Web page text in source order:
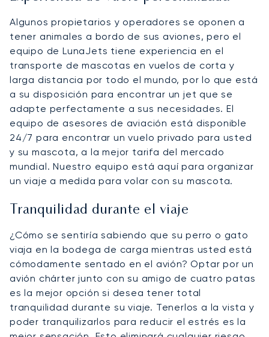
Algunos propietarios y operadores se oponen a
tener animales a bordo de sus aviones, pero el
equipo de LunaJets tiene experiencia en el
transporte de mascotas en vuelos de corta y
larga distancia por todo el mundo, por lo que está
a su disposición para encontrar un jet que se
adapte perfectamente a sus necesidades. El
equipo de asesores de aviación está disponible
24/7 para encontrar un vuelo privado para usted
y su mascota, a la mejor tarifa del mercado
mundial. Nuestro equipo está aquí para organizar
un viaje a medida para volar con su mascota.
Tranquilidad durante el viaje
¿Cómo se sentiría sabiendo que su perro o gato
viaja en la bodega de carga mientras usted está
cómodamente sentado en el avión? Optar por un
avión chárter junto con su amigo de cuatro patas
es la mejor opción si desea tener total
tranquilidad durante su viaje. Tenerlos a la vista y
poder tranquilizarlos para reducir el estrés es la